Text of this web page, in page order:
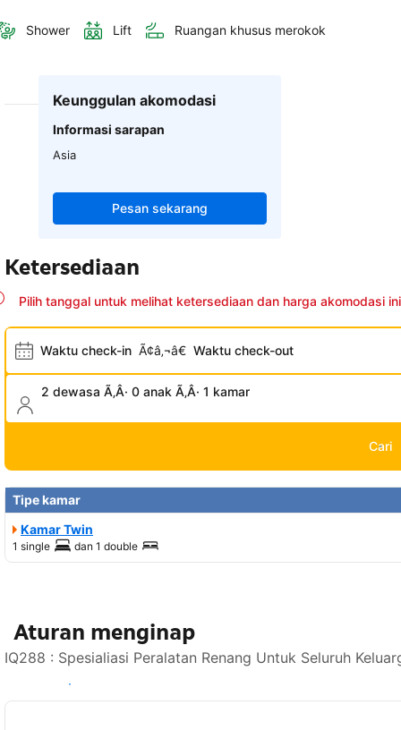
Shower Lift Ruangan khusus merokok
Keunggulan akomodasi
Informasi sarapan
Asia
Pesan sekarang
Ketersediaan
Pilih tanggal untuk melihat ketersediaan dan harga akomodasi ini
Waktu check-in Ã¢â‚¬â€ Waktu check-out
2 dewasa Ã‚Â· 0 anak Ã‚Â· 1 kamar
Cari
Tipe kamar
Kamar Twin
1 single dan 1 double
Aturan menginap
IQ288 : Spesialiasi Peralatan Renang Untuk Seluruh
Lihat ketersediaan